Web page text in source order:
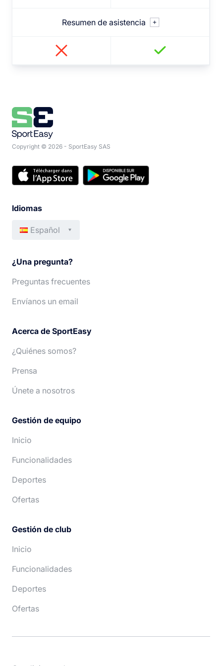
Resumen de asistencia
Resumen de la temporada por tipo de evento
Copyright © 2026 - SportEasy SAS
Idiomas
Español
Deutsch
¿Una pregunta?
Preguntas frecuentes
Envíanos un email
Acerca de SportEasy
¿Quiénes somos?
Prensa
Únete a nosotros
Gestión de equipo
Inicio
Funcionalidades
Deportes
Ofertas
Gestión de club
Inicio
Funcionalidades
Deportes
Ofertas